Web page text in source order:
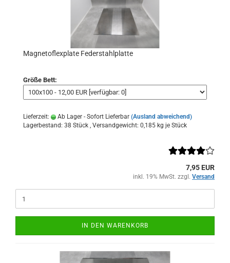
Magnetoflexplate Federstahlplatte
Größe Bett:
Lieferzeit: Ab Lager - Sofort Lieferbar (Ausland abweichend)
Lagerbestand: 38 Stück , Versandgewicht: 0,185 kg je Stück
7,95 EUR
inkl. 19% MwSt. zzgl. Versand
IN DEN WARENKORB